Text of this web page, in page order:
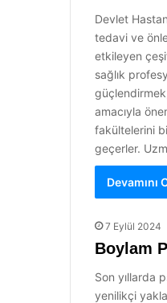
Devlet
tedavi ve
etkileyen
sağlık
amacıyla
fakültelerini
geçerler.
Devamını
7 Eylül 2024
Boylam
Son yıllarda
yenilikçi